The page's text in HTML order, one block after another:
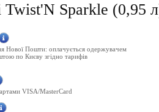
Twist'N Sparkle (0,95
Нової Пошти: оплачується одержувачем
по Києву згідно тарифів
VISA/MasterCard